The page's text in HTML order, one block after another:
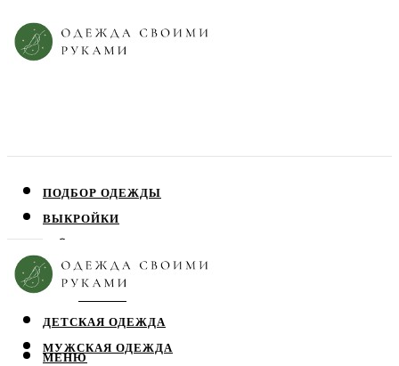
ПОДБОР ОДЕЖДЫ
ВЫКРОЙКИ
ЮБКИ
ДЕТСКАЯ ОДЕЖДА
МУЖСКАЯ ОДЕЖДА
МЕНЮ